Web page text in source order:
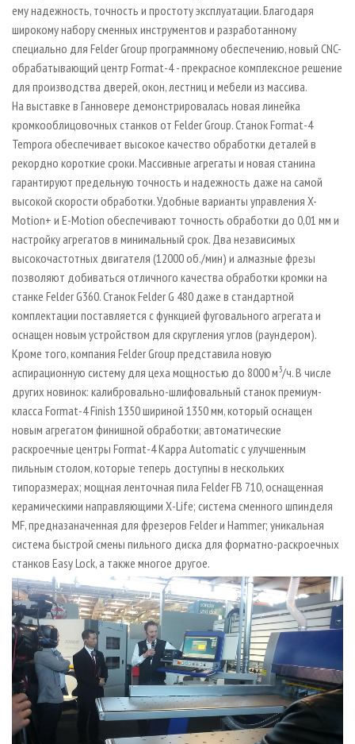
ИНСТРУМЕНТ И МАТЕРИАЛЫ
БИБЛИОТЕКА СПЕЦИАЛИСТА
ему надежность, точность и простоту эксплуатации. Благодаря
широкому набору сменных инструментов и разработанному
специально для Felder Group программному обеспечению, новый CNC-
обрабатывающий центр Format-4 - прекрасное комплексное решение
для производства дверей, окон, лестниц и мебели из массива.
На выставке в Ганновере демонстрировалась новая линейка
кромкооблицовочных станков от Felder Group. Станок Format-4
Tempora обеспечивает высокое качество обработки деталей в
рекордно короткие сроки. Массивные агрегаты и новая станина
гарантируют предельную точность и надежность даже на самой
высокой скорости обработки. Удобные варианты управления X-
Motion+ и E-Motion обеспечивают точность обработки до 0,01 мм и
настройку агрегатов в минимальный срок. Два независимых
высокочастотных двигателя (12000 об./мин) и алмазные фрезы
позволяют добиваться отличного качества обработки кромки на
станке Felder G360. Станок Felder G 480 даже в стандартной
комплектации поставляется с функцией фуговального агрегата и
оснащен новым устройством для скругления углов (раундером).
Кроме того, компания Felder Group представила новую
аспирационную систему для цеха мощностью до 8000 м3/ч. В числе
других новинок: калибровально-шлифовальный станок премиум-
класса Format-4 Finish 1350 шириной 1350 мм, который оснащен
новым агрегатом финишной обработки; автоматические
раскроечные центры Format-4 Kappa Automatic с улучшенным
пильным столом, которые теперь доступны в нескольких
типоразмерах; мощная ленточная пила Felder FB 710, оснащенная
керамическими направляющими Х-Life; система сменного шпинделя
MF, предназаначенная для фрезеров Felder и Hammer; уникальная
система быстрой смены пильного диска для форматно-раскроечных
станков Easy Lock, а также многое другое.